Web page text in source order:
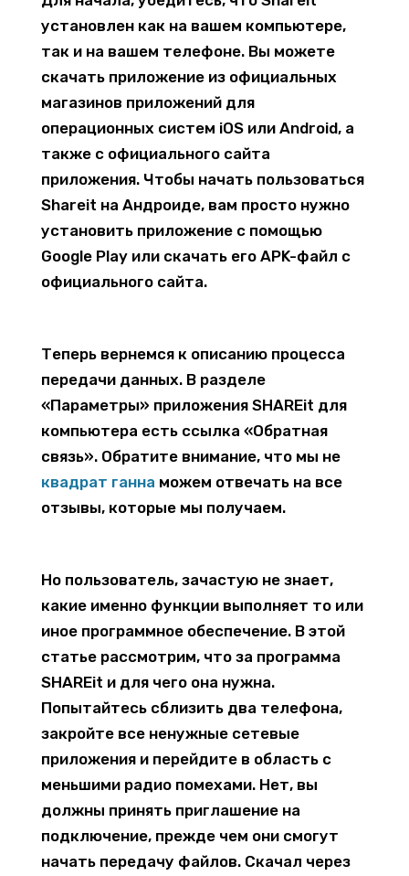
установлен как на вашем компьютере,
так и на вашем телефоне. Вы можете
скачать приложение из официальных
магазинов приложений для
операционных систем iOS или Android, а
также с официального сайта
приложения. Чтобы начать пользоваться
Shareit на Андроиде, вам просто нужно
установить приложение с помощью
Google Play или скачать его APK-файл с
официального сайта.
Теперь вернемся к описанию процесса
передачи данных. В разделе
«Параметры» приложения SHAREit для
компьютера есть ссылка «Обратная
связь». Обратите внимание, что мы не
квадрат ганна можем отвечать на все
отзывы, которые мы получаем.
Но пользователь, зачастую не знает,
какие именно функции выполняет то или
иное программное обеспечение. В этой
статье рассмотрим, что за программа
SHAREit и для чего она нужна.
Попытайтесь сблизить два телефона,
закройте все ненужные сетевые
приложения и перейдите в область с
меньшими радио помехами. Нет, вы
должны принять приглашение на
подключение, прежде чем они смогут
начать передачу файлов. Скачал через